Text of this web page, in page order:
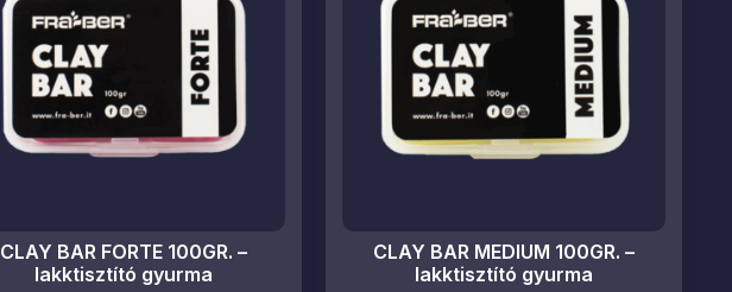
CLAY BAR FORTE 100GR. –
lakktisztító gyurma
CLAY BAR MEDIUM 100GR. –
lakktisztító gyurma